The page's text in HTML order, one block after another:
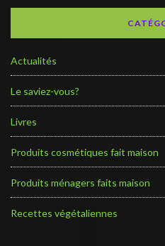
Actualités
Le saviez-vous?
Livres
Produits cosmétiques fait maison
Produits ménagers faits maison
Recettes végétaliennes